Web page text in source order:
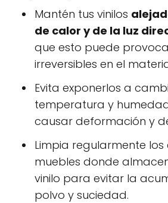
Mantén tus vinilos
de calor y de la luz
que esto puede
irreversibles en el
Evita exponerlos a
temperatura y
causar deformación y
Limpia regularmente los
muebles donde
vinilo para evitar la
polvo y suciedad.